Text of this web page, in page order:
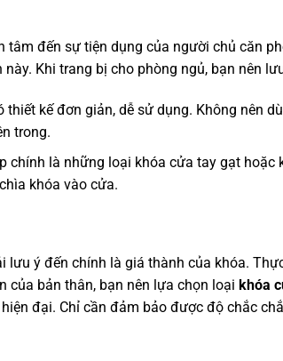
tâm đến sự tiện dụng của người chủ căn
Khi trang bị cho phòng ngủ, bạn nên
thiết kế đơn giản, dễ sử dụng. Không nên
trong.
chính là những loại khóa cửa tay gạt hoặc
khóa vào cửa.
lưu ý đến chính là giá thành của khóa.
của bản thân, bạn nên lựa chọn loại khóa
đại. Chỉ cần đảm bảo được độ chắc